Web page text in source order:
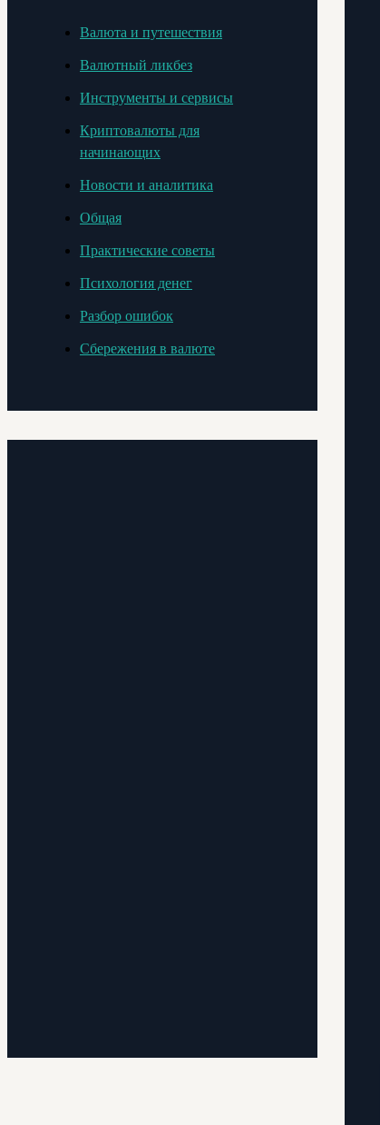
Валюта и путешествия
Валютный ликбез
Инструменты и сервисы
Криптовалюты для
начинающих
Новости и аналитика
Общая
Практические советы
Психология денег
Разбор ошибок
Сбережения в валюте